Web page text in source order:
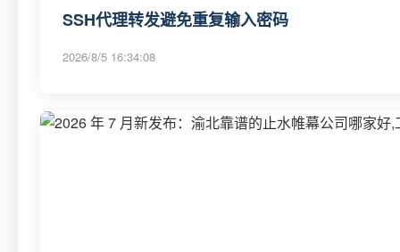
SSH代理转发避免重复输入密码
2026/8/5 16:34:08